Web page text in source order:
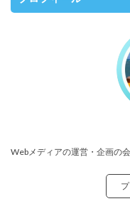
Webメディアの運営・企画の会